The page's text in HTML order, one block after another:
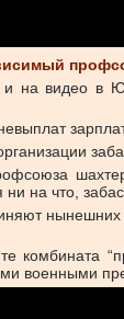
на видео в
на что,
комбината
военными